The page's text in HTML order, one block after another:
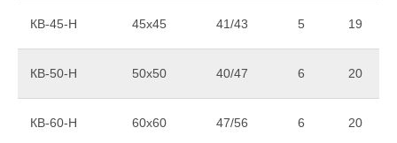
КВ-45-Н 45х45 41/43 5 19
КВ-50-Н 50х50 40/47 6 20
КВ-60-Н 60х60 47/56 6 20